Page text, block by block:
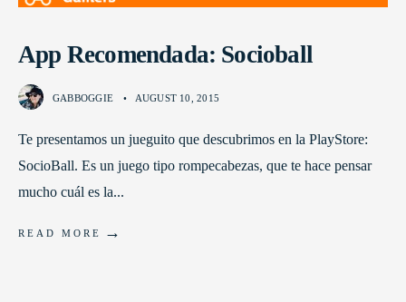
App Recomendada: Socioball
GABBOGGIE • AUGUST 10, 2015
Te presentamos un jueguito que descubrimos en la PlayStore:
SocioBall. Es un juego tipo rompecabezas, que te hace pensar
mucho cuál es la...
READ MORE →